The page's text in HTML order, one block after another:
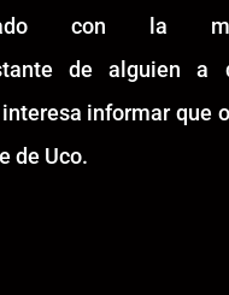
con la
de alguien a
informar que
de Uco.